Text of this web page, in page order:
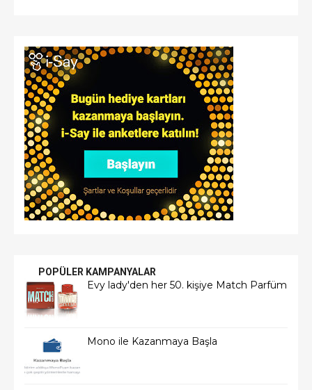
POPÜLER KAMPANYALAR
Evy lady'den her 50. kişiye Match Parfüm
Mono ile Kazanmaya Başla